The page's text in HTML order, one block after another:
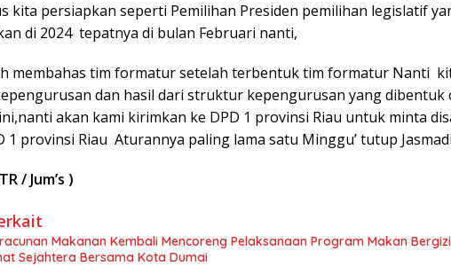
kita persiapkan seperti Pemilihan Presiden pemilihan legislatif
di 2024 tepatnya di bulan Februari nanti,
membahas tim formatur setelah terbentuk tim formatur Nanti
dan hasil dari struktur kepengurusan yang dibentuk
akan kami kirimkan ke DPD 1 provinsi Riau untuk minta
1 provinsi Riau Aturannya paling lama satu Minggu’ tutup
/ Jum’s )
Makanan Kembali Mencoreng Pelaksanaan Program Makan
Sejahtera Bersama Kota Dumai